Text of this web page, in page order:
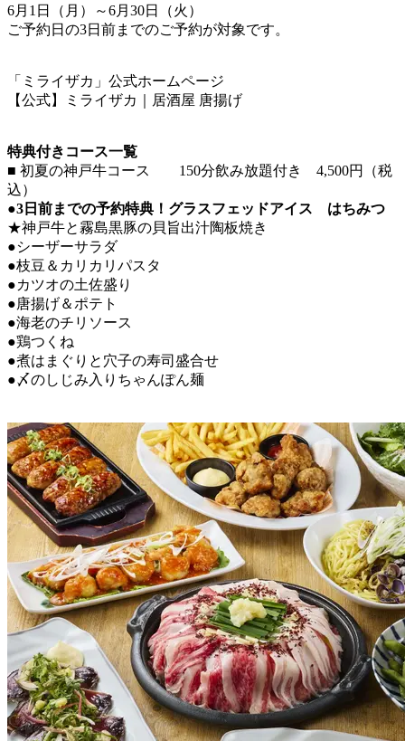
6月1日（月）～6月30日（火）
ご予約日の3日前までのご予約が対象です。
「ミライザカ」公式ホームページ
【公式】ミライザカ｜居酒屋 唐揚げ
特典付きコース一覧
■ 初夏の神戸牛コース 150分飲み放題付き 4,500円（税
込）
●3日前までの予約特典！グラスフェッドアイス はちみつ
★神戸牛と霧島黒豚の貝旨出汁陶板焼き
●シーザーサラダ
●枝豆＆カリカリパスタ
●カツオの土佐盛り
●唐揚げ＆ポテト
●海老のチリソース
●鶏つくね
●煮はまぐりと穴子の寿司盛合せ
●〆のしじみ入りちゃんぽん麺